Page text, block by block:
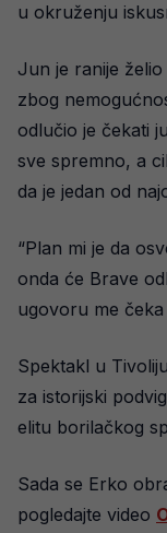
u okruženju
Jun je ranije
zbog
odlučio je čekati
sve spremno, a
da je jedan od
“Plan mi je da
onda će Brave
ugovoru me
Spektakl u
za istorijski
elitu borilačkog
Sada se Erko
pogledajte video